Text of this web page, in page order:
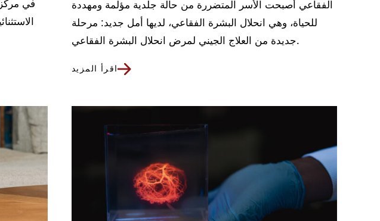
في مركز
الفقاعي أصبحت الأسر المتضررة من حالة جلدية مؤلمة ومهددة
للحياة، وهي انحلال البشرة الفقاعي، لديها أمل جديد: مرحلة
جديدة من العلاج الجيني لمرض انحلال البشرة الفقاعي.
اقرأ المزيد